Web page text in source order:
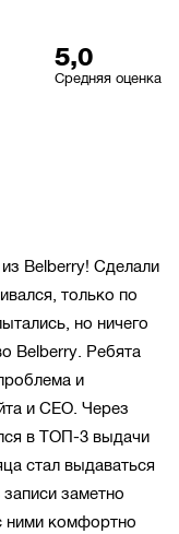
5,0
Средняя оценка
Belberry! Сделали
только по
но ничего
Belberry. Ребята
и
и СЕО. Через
в ТОП-3 выдачи
стал выдаваться
заметно
ними комфортно